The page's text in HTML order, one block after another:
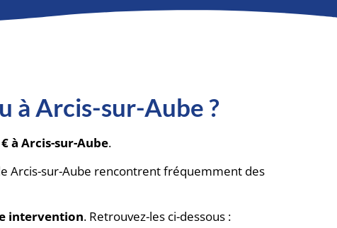
à Arcis-sur-Aube ?
à Arcis-sur-Aube.
Arcis-sur-Aube rencontrent fréquemment des
intervention. Retrouvez-les ci-dessous :